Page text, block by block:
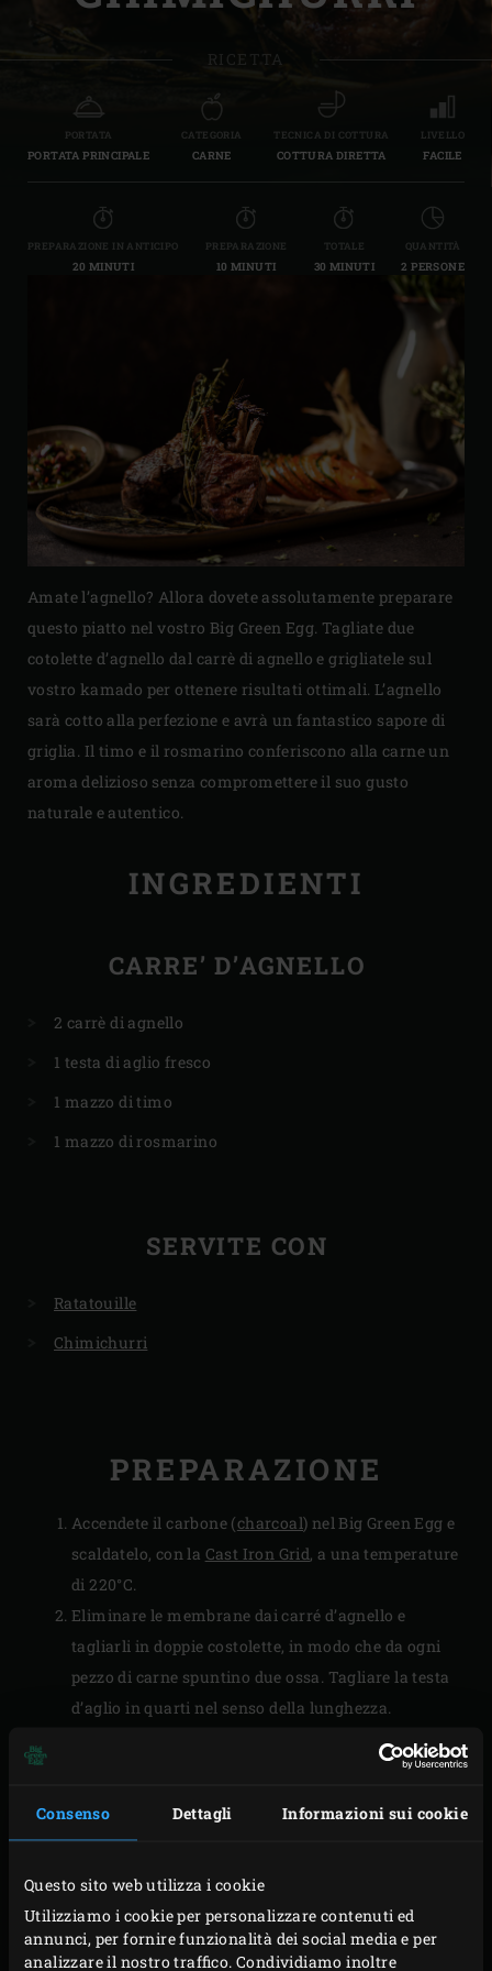
Consenso Dettagli Informazioni sui cookie
Questo sito web utilizza i cookie
Utilizziamo i cookie per personalizzare contenuti ed
annunci, per fornire funzionalità dei social media e per
analizzare il nostro traffico. Condividiamo inoltre
RICETTA
PORTATA
PORTATA PRINCIPALE
CATEGORIA
CARNE
TECNICA DI COTTURA
COTTURA DIRETTA
LIVELLO
FACILE
PREPARAZIONE IN ANTICIPO
20 MINUTI
PREPARAZIONE
10 MINUTI
TOTALE
30 MINUTI
QUANTITÀ
2 PERSONE
Amate l’agnello? Allora dovete assolutamente preparare
questo piatto nel vostro Big Green Egg. Tagliate due
cotolette d’agnello dal carrè di agnello e grigliatele sul
vostro kamado per ottenere risultati ottimali. L’agnello
sarà cotto alla perfezione e avrà un fantastico sapore di
griglia. Il timo e il rosmarino conferiscono alla carne un
aroma delizioso senza compromettere il suo gusto
naturale e autentico.
INGREDIENTI
CARRE’ D’AGNELLO
2 carrè di agnello
1 testa di aglio fresco
1 mazzo di timo
1 mazzo di rosmarino
SERVITE CON
Ratatouille
Chimichurri
PREPARAZIONE
Accendete il carbone (charcoal) nel Big Green Egg e
scaldatelo, con la Cast Iron Grid, a una temperature
di 220°C.
Eliminare le membrane dai carré d’agnello e
tagliarli in doppie costolette, in modo che da ogni
pezzo di carne spuntino due ossa. Tagliare la testa
d’aglio in quarti nel senso della lunghezza.
Posizionare le costolette di agnello sulla griglia, con
dell’EGG e grigliare la carne e l’aglio per circa 2
minuti. Ruotare le costolette e l’aglio di un quarto di
giro e grigliare per altri 2 minuti.